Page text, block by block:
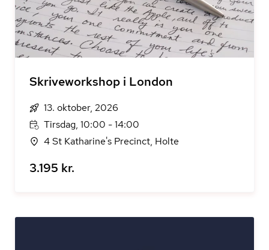
Skriveworkshop i London
13. oktober, 2026
Tirsdag, 10:00 - 14:00
4 St Katharine's Precinct, Holte
3.195 kr.